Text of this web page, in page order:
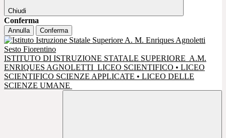
Chiudi
Conferma
Annulla Conferma
ISTITUTO DI ISTRUZIONE STATALE SUPERIORE A.M.
ENRIQUES AGNOLETTI LICEO SCIENTIFICO • LICEO
SCIENTIFICO SCIENZE APPLICATE • LICEO DELLE
SCIENZE UMANE